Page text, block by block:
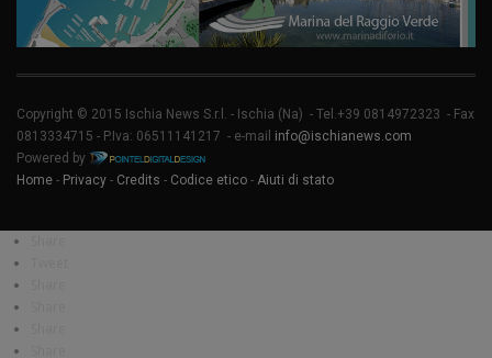
Copyright © 2015 Ischia News S.r.l. - Ischia (Na) - Tel.+39 0814972323 - Fax
0813334715 - P.Iva: 06511141217 - e-mail info@ischianews.com
Powered by
Home - Privacy - Credits - Codice etico - Aiuti di stato